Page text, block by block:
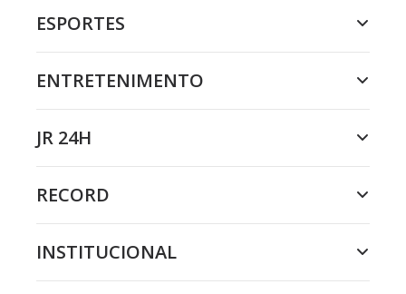
ESPORTES
ENTRETENIMENTO
JR 24H
RECORD
INSTITUCIONAL